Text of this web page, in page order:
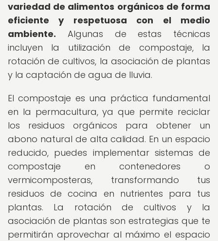
variedad de alimentos orgánicos de forma
eficiente y respetuosa con el medio
ambiente. Algunas de estas técnicas
incluyen la utilización de compostaje, la
rotación de cultivos, la asociación de plantas
y la captación de agua de lluvia.
El compostaje es una práctica fundamental
en la permacultura, ya que permite reciclar
los residuos orgánicos para obtener un
abono natural de alta calidad. En un espacio
reducido, puedes implementar sistemas de
compostaje en contenedores o
vermicomposteras, transformando tus
residuos de cocina en nutrientes para tus
plantas. La rotación de cultivos y la
asociación de plantas son estrategias que te
permitirán aprovechar al máximo el espacio